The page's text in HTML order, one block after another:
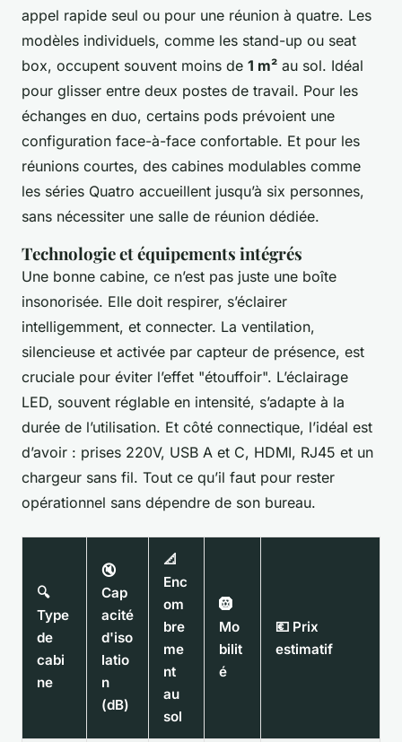
appel rapide seul ou pour une réunion à quatre. Les
modèles individuels, comme les stand-up ou seat
box, occupent souvent moins de 1 m² au sol. Idéal
pour glisser entre deux postes de travail. Pour les
échanges en duo, certains pods prévoient une
configuration face-à-face confortable. Et pour les
réunions courtes, des cabines modulables comme
les séries Quatro accueillent jusqu’à six personnes,
sans nécessiter une salle de réunion dédiée.
Technologie et équipements intégrés
Une bonne cabine, ce n’est pas juste une boîte
insonorisée. Elle doit respirer, s’éclairer
intelligemment, et connecter. La ventilation,
silencieuse et activée par capteur de présence, est
cruciale pour éviter l’effet "étouffoir". L’éclairage
LED, souvent réglable en intensité, s’adapte à la
durée de l’utilisation. Et côté connectique, l’idéal est
d’avoir : prises 220V, USB A et C, HDMI, RJ45 et un
chargeur sans fil. Tout ce qu’il faut pour rester
opérationnel sans dépendre de son bureau.
🔍
Type
de
cabi
ne
🔇
Cap
acité
d'iso
latio
n
(dB)
📐
Enc
om
bre
me
nt
au
sol
🛞
Mo
bilit
é
💶 Prix
estimatif